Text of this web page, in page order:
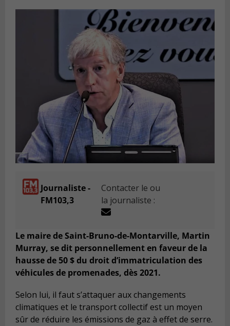
Journaliste -
FM103,3
Contacter le ou
la journaliste :
Le maire de Saint-Bruno-de-Montarville, Martin
Murray, se dit personnellement en faveur de la
hausse de 50 $ du droit d’immatriculation des
véhicules de promenades, dès 2021.
Selon lui, il faut s’attaquer aux changements
climatiques et le transport collectif est un moyen
sûr de réduire les émissions de gaz à effet de serre.